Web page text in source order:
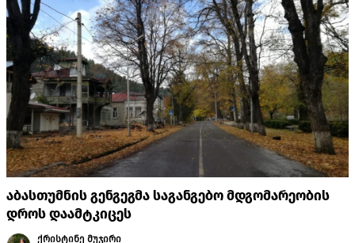
აბასთუმნის გენგეგმა საგანგებო მდგომარეობის
დროს დაამტკიცეს
ქრისტინე მუჯირი